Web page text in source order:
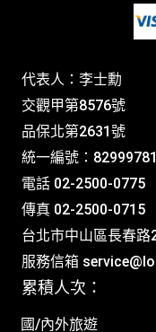
代表人：李士勳
交觀甲第8576號
品保北第2631號
統一編號：82999781
電話 02-2500-0775
傳真 02-2500-0715
台北市中山區長春路
服務信箱
累積人次：
國/內外旅遊